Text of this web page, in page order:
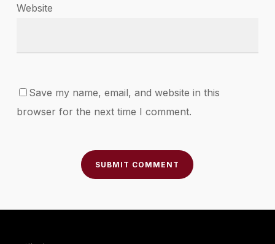
Website
Save my name, email, and website in this
browser for the next time I comment.